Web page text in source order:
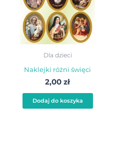
Dla dzieci
Naklejki różni święci
2,00 zł
Dodaj do koszyka